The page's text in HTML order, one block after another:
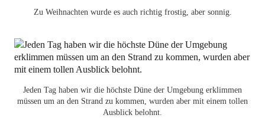
Zu Weihnachten wurde es auch richtig frostig, aber sonnig.
Jeden Tag haben wir die höchste Düne der Umgebung erklimmen
müssen um an den Strand zu kommen, wurden aber mit einem tollen
Ausblick belohnt.